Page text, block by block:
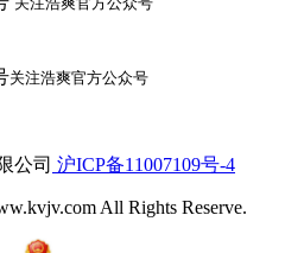
关注浩爽官方公众号
公司 沪ICP备11007109号-4
All Rights Reserve.